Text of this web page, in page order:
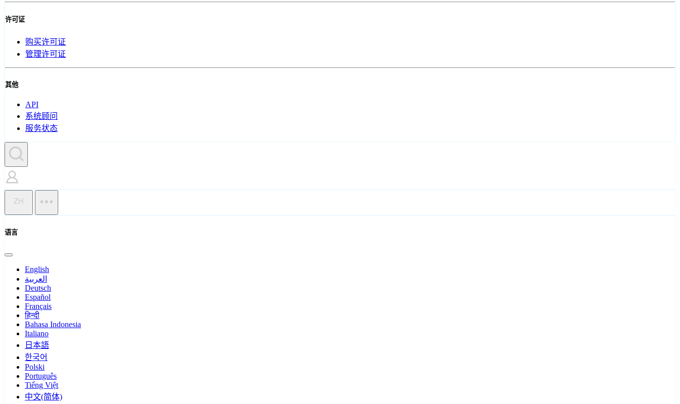
许可证
购买许可证
管理许可证
其他
API
系统顾问
服务状态
ZH
语言
English
العربية
Deutsch
Español
Français
हिन्दी
Bahasa Indonesia
Italiano
日本語
한국어
Polski
Português
Tiếng Việt
中文(简体)